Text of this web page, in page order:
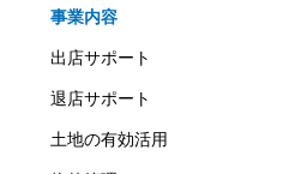
事業内容
出店サポート
退店サポート
土地の有効活用